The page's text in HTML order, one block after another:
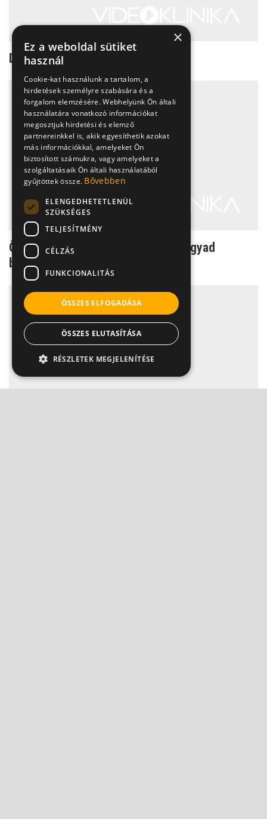
Dr. Zacher Gábor
Önsorsrontás: Ne hagyd, hogy az agyad
befolyásoljon!
×
Ez a weboldal sütiket
használ
Cookie-kat használunk a tartalom, a
hirdetések személyre szabására és a
forgalom elemzésére. Webhelyünk Ön általi
használatára vonatkozó információkat
megosztjuk hirdetési és elemző
partnereinkkel is, akik egyesíthetik azokat
más információkkal, amelyeket Ön
biztosított számukra, vagy amelyeket a
szolgáltatásaik Ön általi használatából
gyűjtöttek össze. Bővebben
ELENGEDHETETLENÜL
SZÜKSÉGES
TELJESÍTMÉNY
CÉLZÁS
FUNKCIONALITÁS
ÖSSZES ELFOGADÁSA
ÖSSZES ELUTASÍTÁSA
RÉSZLETEK MEGJELENÍTÉSE